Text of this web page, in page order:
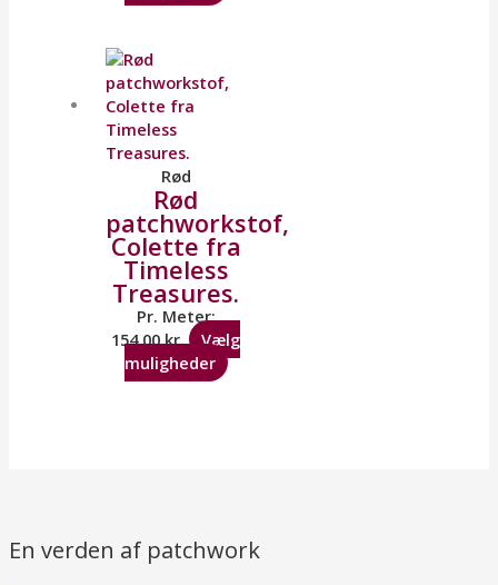
Rød
Rød
patchworkstof,
Colette fra
Timeless
Treasures.
Pr. Meter:
154,00kr.
Vælg
muligheder
En verden af patchwork